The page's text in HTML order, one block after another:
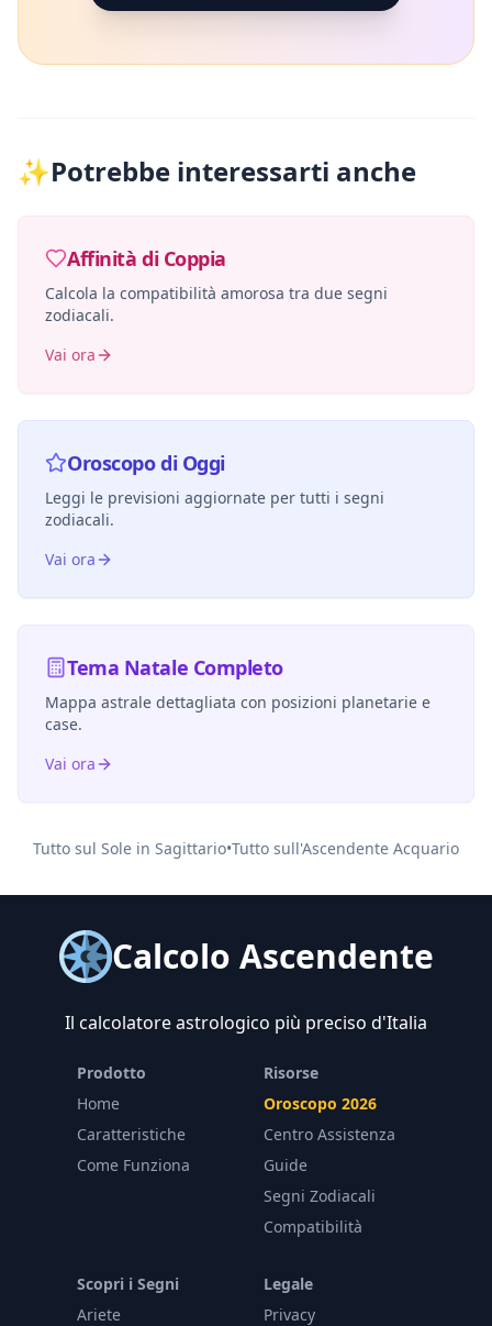
✨Potrebbe interessarti anche
Affinità di Coppia
Calcola la compatibilità amorosa tra due segni
zodiacali.
Vai ora
Oroscopo di Oggi
Leggi le previsioni aggiornate per tutti i segni
zodiacali.
Vai ora
Tema Natale Completo
Mappa astrale dettagliata con posizioni planetarie e
case.
Vai ora
Tutto sul Sole in Sagittario•Tutto sull'Ascendente Acquario
Calcolo Ascendente
Il calcolatore astrologico più preciso d'Italia
Prodotto
Home
Caratteristiche
Come Funziona
Risorse
Oroscopo 2026
Centro Assistenza
Guide
Segni Zodiacali
Compatibilità
Scopri i Segni
Ariete
Legale
Privacy